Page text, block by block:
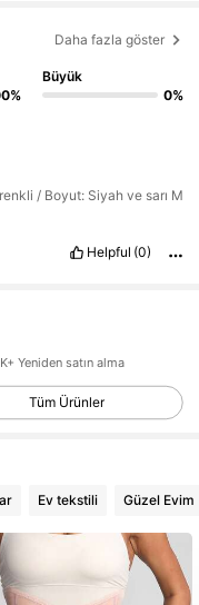
Daha fazla göster
Büyük
0%
/ Boyut: Siyah ve sarı M
Helpful (0)
Yeniden satın alma
Tüm Ürünler
Ev tekstili Güzel Evim